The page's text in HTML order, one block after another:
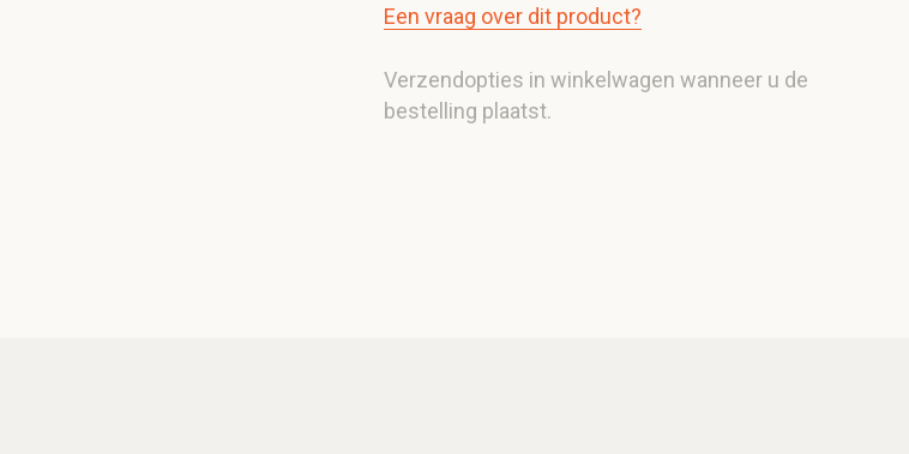
Een vraag over dit product?
Verzendopties in winkelwagen wanneer u de
bestelling plaatst.